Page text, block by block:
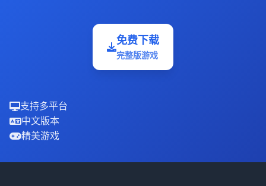
免费下载
完整版游戏
支持多平台
中文版本
精美游戏